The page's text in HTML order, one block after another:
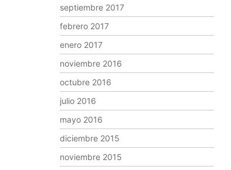
septiembre 2017
febrero 2017
enero 2017
noviembre 2016
octubre 2016
julio 2016
mayo 2016
diciembre 2015
noviembre 2015